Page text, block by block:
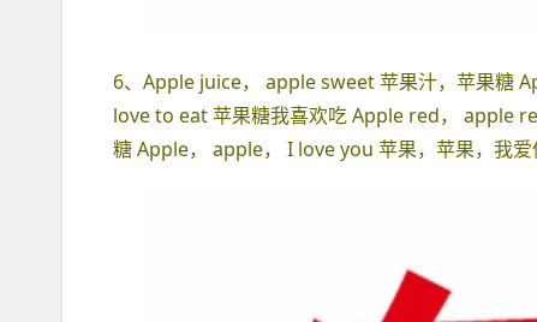
6、Apple juice， apple sweet 苹果汁，苹果糖
love to eat 苹果糖我喜欢吃 Apple red， apple
糖 Apple， apple， I love you 苹果，苹果，我爱